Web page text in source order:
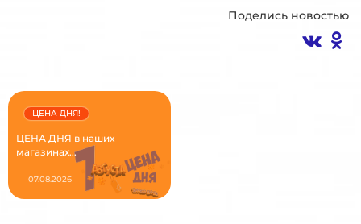
Поделись новостью
ЦЕНА ДНЯ в наших
магазинах...
ЦЕНА ДНЯ!
07.08.2026